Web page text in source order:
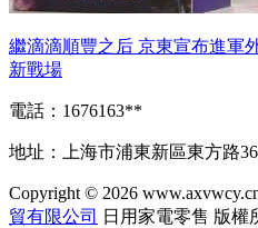
繼滴滴順豐之后 京東宣布進軍
新戰場
電話：1676163**
地址：上海市浦東新區東方路
Copyright © 2026
貿有限公司
日用家電零售 版權